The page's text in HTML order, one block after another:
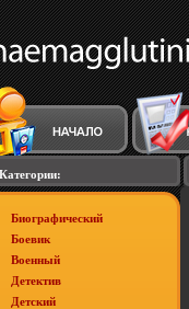
Категории:
Биографический
Боевик
Военный
Детектив
Детский